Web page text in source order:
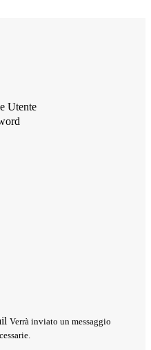
Utente
Verrà inviato un messaggio